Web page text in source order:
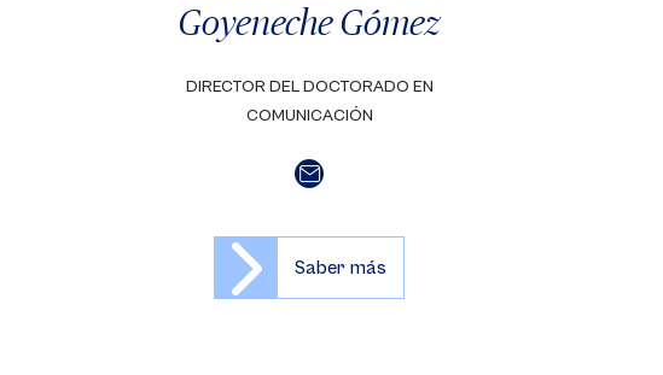
Goyeneche Gómez
DIRECTOR DEL DOCTORADO EN
COMUNICACIÓN
Saber más